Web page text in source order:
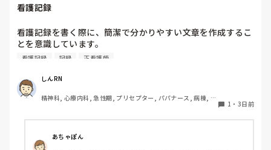
看護記録
看護記録を書く際に、簡潔で分かりやすい文章を作成するこ
とを意識しています。
しかし忙しい日は、必要な情報を漏れなく記録することとの
皆さんは看護記録を効率よく作成するために工夫しているこ
とはありますか。
看護記録 記録 正看護師
しんRN
精神科, 心療内科, 急性期, プリセプター, パパナース, 病棟, 老
1 ・ 3日前
あちゃぽん